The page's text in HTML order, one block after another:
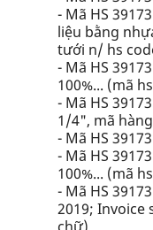
- Mã HS
liệu bằng
tưới n/ hs
- Mã HS
100%... (mã
- Mã HS
1/4", mã
- Mã HS
- Mã HS
100%... (mã
- Mã HS
2019; Invoice